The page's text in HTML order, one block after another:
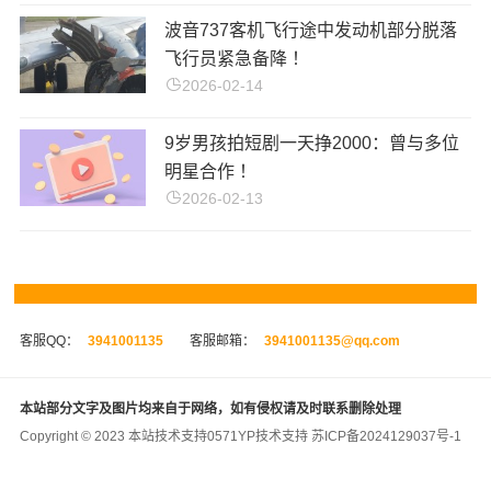
波音737客机飞行途中发动机部分脱落
飞行员紧急备降 ！
2026-02-14
9岁男孩拍短剧一天挣2000：曾与多位
明星合作 ！
2026-02-13
客服QQ： 3941001135 客服邮箱： 3941001135@qq.com
本站部分文字及图片均来自于网络，如有侵权请及时联系删除处理
Copyright © 2023 本站技术支持0571YP技术支持 苏ICP备2024129037号-1